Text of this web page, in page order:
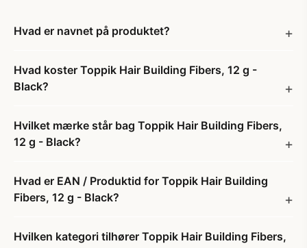
Hvad er navnet på produktet?
Hvad koster Toppik Hair Building Fibers, 12 g -
Black?
Hvilket mærke står bag Toppik Hair Building Fibers,
12 g - Black?
Hvad er EAN / Produktid for Toppik Hair Building
Fibers, 12 g - Black?
Hvilken kategori tilhører Toppik Hair Building Fibers,